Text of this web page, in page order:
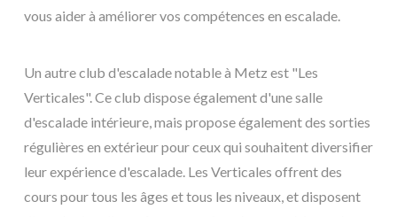
vous aider à améliorer vos compétences en escalade.
Un autre club d'escalade notable à Metz est "Les
Verticales". Ce club dispose également d'une salle
d'escalade intérieure, mais propose également des sorties
régulières en extérieur pour ceux qui souhaitent diversifier
leur expérience d'escalade. Les Verticales offrent des
cours pour tous les âges et tous les niveaux, et disposent